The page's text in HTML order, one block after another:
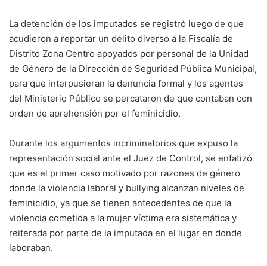
La detención de los imputados se registró luego de que
acudieron a reportar un delito diverso a la Fiscalía de
Distrito Zona Centro apoyados por personal de la Unidad
de Género de la Dirección de Seguridad Pública Municipal,
para que interpusieran la denuncia formal y los agentes
del Ministerio Público se percataron de que contaban con
orden de aprehensión por el feminicidio.
Durante los argumentos incriminatorios que expuso la
representación social ante el Juez de Control, se enfatizó
que es el primer caso motivado por razones de género
donde la violencia laboral y bullying alcanzan niveles de
feminicidio, ya que se tienen antecedentes de que la
violencia cometida a la mujer víctima era sistemática y
reiterada por parte de la imputada en el lugar en donde
laboraban.